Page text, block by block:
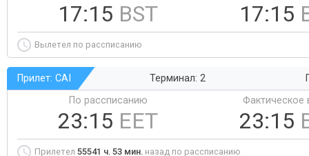
17:15 BST 17:15
Вылетел по рассписанию
Прилет: CAI Терминал: 2
По рассписанию
23:15 EET
Фактическое
23:15
Прилетел 55541 ч. 53 мин. назад по рассписанию